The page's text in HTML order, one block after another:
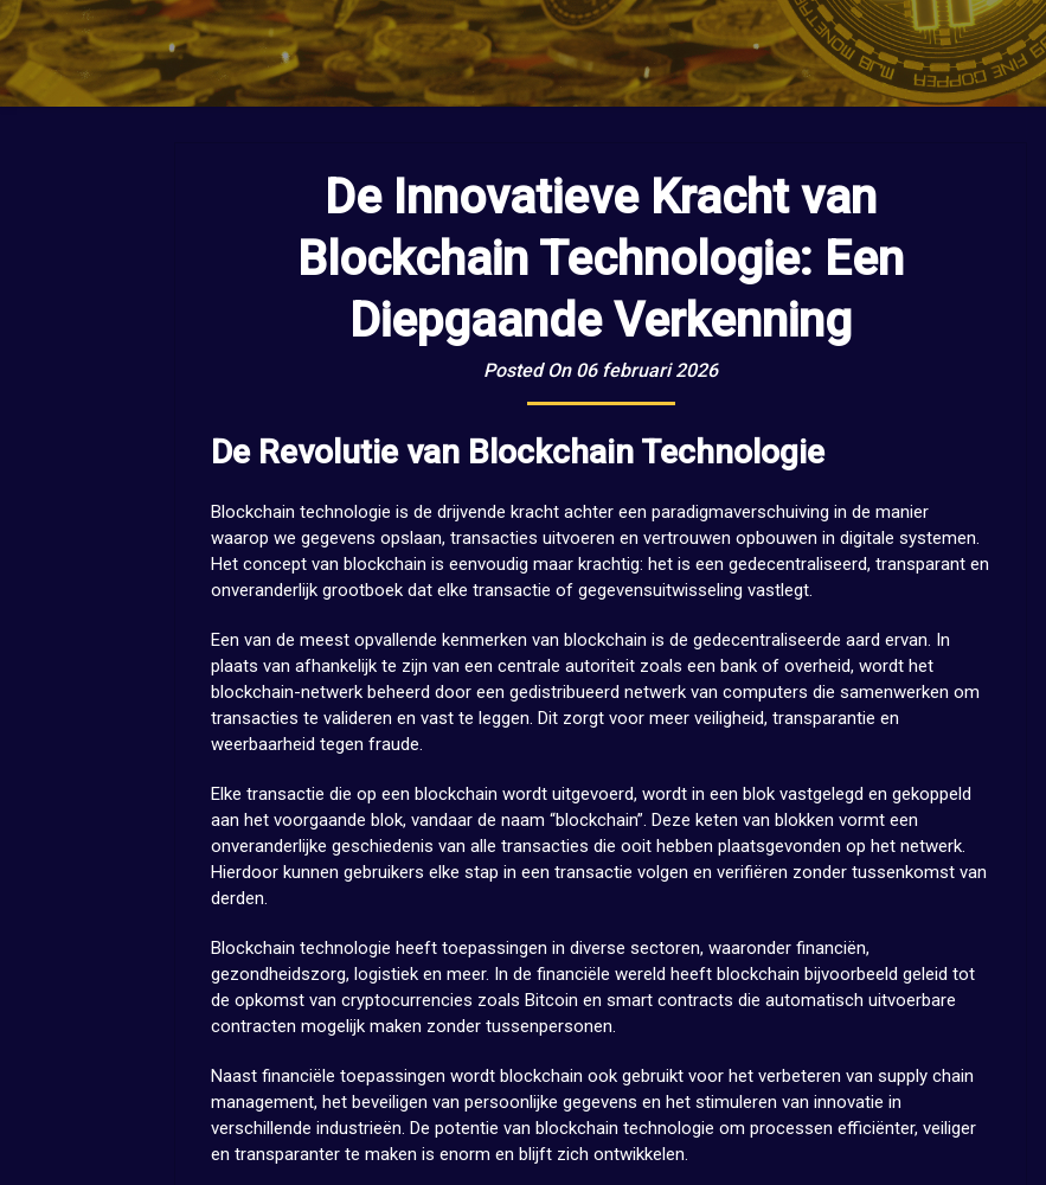
De Innovatieve Kracht van
Blockchain Technologie: Een
Diepgaande Verkenning
Posted On 06 februari 2026
De Revolutie van Blockchain Technologie
Blockchain technologie is de drijvende kracht achter een paradigmaverschuiving in de manier
waarop we gegevens opslaan, transacties uitvoeren en vertrouwen opbouwen in digitale systemen.
Het concept van blockchain is eenvoudig maar krachtig: het is een gedecentraliseerd, transparant en
onveranderlijk grootboek dat elke transactie of gegevensuitwisseling vastlegt.
Een van de meest opvallende kenmerken van blockchain is de gedecentraliseerde aard ervan. In
plaats van afhankelijk te zijn van een centrale autoriteit zoals een bank of overheid, wordt het
blockchain-netwerk beheerd door een gedistribueerd netwerk van computers die samenwerken om
transacties te valideren en vast te leggen. Dit zorgt voor meer veiligheid, transparantie en
weerbaarheid tegen fraude.
Elke transactie die op een blockchain wordt uitgevoerd, wordt in een blok vastgelegd en gekoppeld
aan het voorgaande blok, vandaar de naam “blockchain”. Deze keten van blokken vormt een
onveranderlijke geschiedenis van alle transacties die ooit hebben plaatsgevonden op het netwerk.
Hierdoor kunnen gebruikers elke stap in een transactie volgen en verifiëren zonder tussenkomst van
derden.
Blockchain technologie heeft toepassingen in diverse sectoren, waaronder financiën,
gezondheidszorg, logistiek en meer. In de financiële wereld heeft blockchain bijvoorbeeld geleid tot
de opkomst van cryptocurrencies zoals Bitcoin en smart contracts die automatisch uitvoerbare
contracten mogelijk maken zonder tussenpersonen.
Naast financiële toepassingen wordt blockchain ook gebruikt voor het verbeteren van supply chain
management, het beveiligen van persoonlijke gegevens en het stimuleren van innovatie in
verschillende industrieën. De potentie van blockchain technologie om processen efficiënter, veiliger
en transparanter te maken is enorm en blijft zich ontwikkelen.